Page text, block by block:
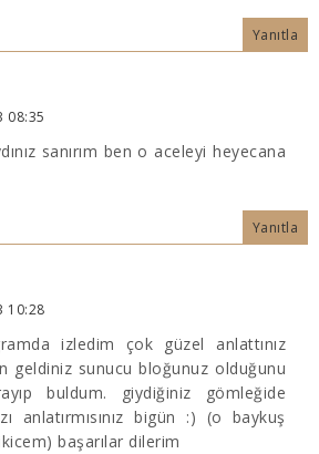
Yanıtla
08:35
sanırım ben o aceleyi heyecana
Yanıtla
10:28
izledim çok güzel anlattınız
geldiniz sunucu bloğunuz olduğunu
buldum. giydiğiniz gömleğide
anlatırmısınız bigün :) (o baykuş
başarılar dilerim